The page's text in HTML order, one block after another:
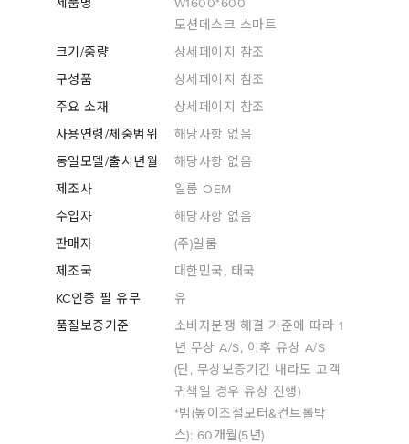
제품명
W1600*600
모션데스크 스마트
크기/중량
상세페이지 참조
구성품
상세페이지 참조
주요 소재
상세페이지 참조
사용연령/체중범위
해당사항 없음
동일모델/출시년월
해당사항 없음
제조사
일룸 OEM
수입자
해당사항 없음
판매자
(주)일룸
제조국
대한민국, 태국
KC인증 필 유무
유
품질보증기준
소비자분쟁 해결 기준에 따라 1
년 무상 A/S, 이후 유상 A/S
(단, 무상보증기간 내라도 고객
귀책일 경우 유상 진행)
*빔(높이조절모터&컨트롤박
스): 60개월(5년)